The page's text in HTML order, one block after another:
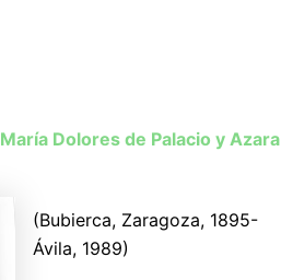
María Dolores de Palacio y Azara
(Bubierca, Zaragoza, 1895-
Ávila, 1989)